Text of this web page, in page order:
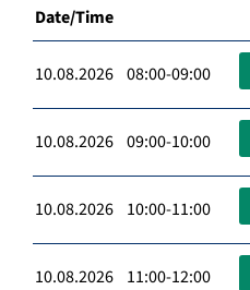
Date/Time
10.08.2026 08:00-09:00
10.08.2026 09:00-10:00
10.08.2026 10:00-11:00
10.08.2026 11:00-12:00